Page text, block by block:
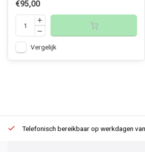
€95,00
Vergelijk
Telefonisch bereikbaar op werkdagen